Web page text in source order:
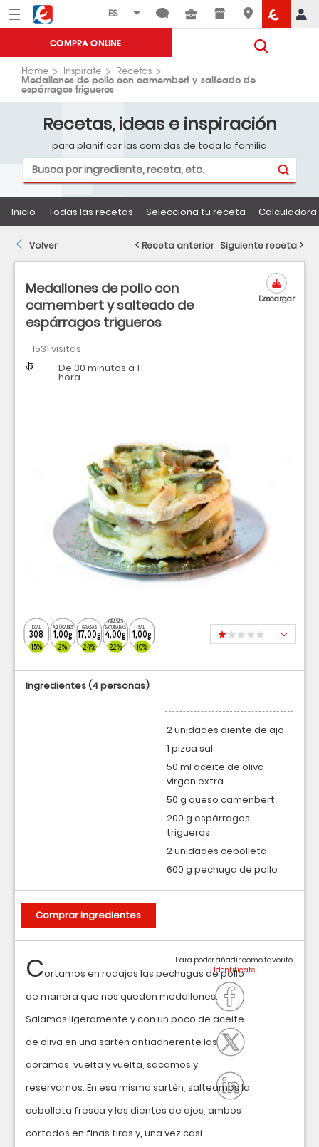
Menú Eroski
COMPRA ONLINE
Home Inspirate Recetas
Medallones de pollo con camembert y salteado de
espárragos trigueros
Recetas, ideas e inspiración
para planificar las comidas de toda la familia
Inicio Todas las recetas Selecciona tu receta
Medallones de pollo con
camembert y salteado de
espárragos trigueros
1531 visitas
Dificultad
Tiempo De 30 minutos a 1
hora
Descargar
KCAL
308
15%
AZÚCARES
1,00g
2%
GRASAS
17,00g
24%
GRASAS
SATURADAS
4,00g
22%
SAL
1,00g
10%
Cortamos en rodajas las pechugas de pollo
de manera que nos queden medallones.
Salamos ligeramente y con un poco de aceite
de oliva en una sartén antiadherente las
doramos, vuelta y vuelta, sacamos y
reservamos. En esa misma sartén, salteamos la
cebolleta fresca y los dientes de ajos, ambos
cortados en finas tiras y, una vez casi
Para poder añadir como favorito
Ingredientes(4 personas)
2 unidades diente de ajo
1 pizca sal
50 ml aceite de oliva
virgen extra
50 g queso camenbert
200 g espárragos
trigueros
2 unidades cebolleta
600 g pechuga de pollo
Comprar ingredientes
Volver Receta anterior Siguiente receta